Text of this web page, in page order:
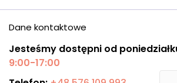
Dane kontaktowe
Jesteśmy dostępni od
9:00-17:00